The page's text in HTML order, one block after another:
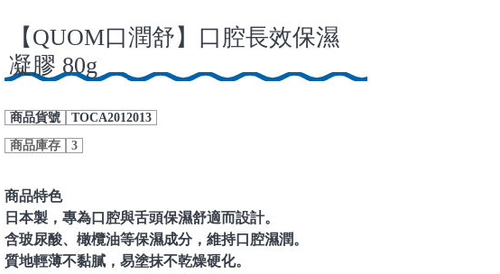
【QUOM口潤舒】口腔長效保濕
凝膠 80g
商品貨號 TOCA2012013
商品庫存 3
商品特色
日本製，專為口腔與舌頭保濕舒適而設計。
含玻尿酸、橄欖油等保濕成分，維持口腔濕潤。
質地輕薄不黏膩，易塗抹不乾燥硬化。